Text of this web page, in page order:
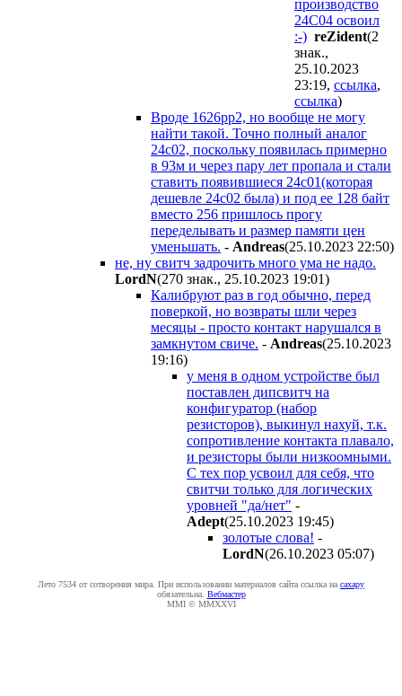
производство
24C04 освоил
:-) reZident(2
знак.,
25.10.2023
23:19, ссылка,
ссылка)
Вроде 1626рр2, но вообще не могу
найти такой. Точно полный аналог
24с02, поскольку появилась примерно
в 93м и через пару лет пропала и стали
ставить появившиеся 24с01(которая
дешевле 24с02 была) и под ее 128 байт
вместо 256 пришлось прогу
переделывать и размер памяти цен
уменьшать. - Andreas(25.10.2023 22:50)
не, ну свитч задрочить много ума не надо.
LordN(270 знак., 25.10.2023 19:01)
Калибруют раз в год обычно, перед
поверкой, но возвраты шли через
месяцы - просто контакт нарушался в
замкнутом свиче. - Andreas(25.10.2023
19:16)
у меня в одном устройстве был
поставлен дипсвитч на
конфигуратор (набор
резисторов), выкинул нахуй, т.к.
сопротивление контакта плавало,
и резисторы были низкоомными.
С тех пор усвоил для себя, что
свитчи только для логических
уровней "да/нет" -
Adept(25.10.2023 19:45)
золотые слова! -
LordN(26.10.2023 05:07)
Лето 7534 от сотворения мира. При использовании материалов сайта ссылка на caxapу
обязательна. Вебмастер
MMI © MMXXVI